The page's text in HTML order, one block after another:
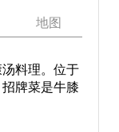
地图
料理。位于
牌菜是牛膝